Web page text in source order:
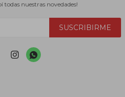
todas nuestras novedades!
SUSCRIBIRME
 